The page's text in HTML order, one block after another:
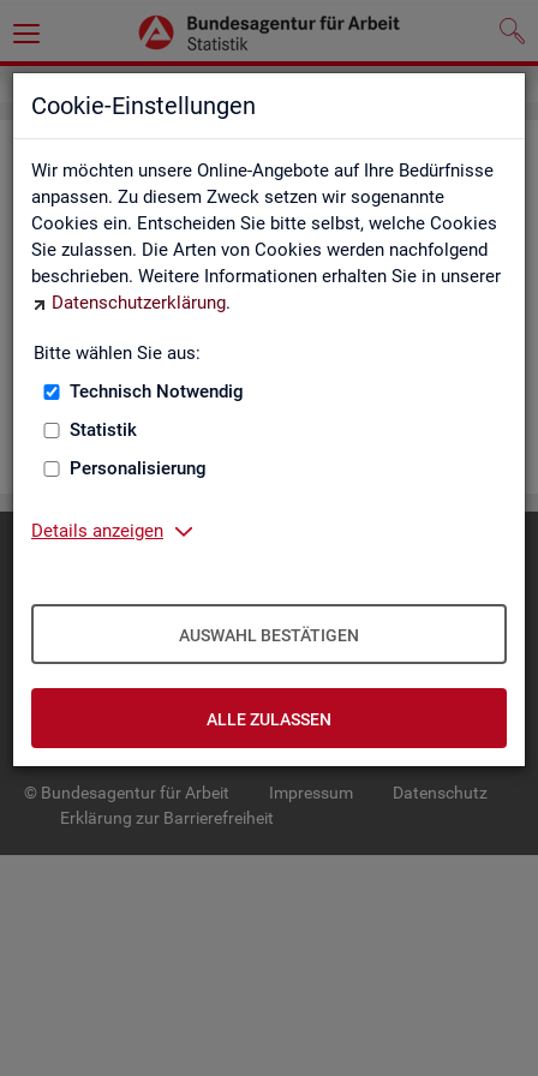
Cookie-Einstellungen
Wir möchten unsere Online-Angebote auf Ihre Bedürfnisse
anpassen. Zu diesem Zweck setzen wir sogenannte
Cookies ein. Entscheiden Sie bitte selbst, welche Cookies
Sie zulassen. Die Arten von Cookies werden nachfolgend
beschrieben. Weitere Informationen erhalten Sie in unserer
Datenschutzerklärung.
Bitte wählen Sie aus:
Technisch Notwendig
Statistik
Personalisierung
Details anzeigen
AUSWAHL BESTÄTIGEN
ALLE ZULASSEN
Ar­beits­lo­se und Ar­beits­lo­sen­quo­
ten - Deutsch­land, Län­der, Krei­se
und Ge­mein­den (Zeit­rei­he Mo­nats-
und Jah­res­zah­len)
nen über Ar­beits­lo­se nach Alter, Ge­schlecht, Staats­an­ge­hö­
rig­keit, Schwer­be­hin­de­rung und wei­te­re Merk­ma­le sowie Ar­
beits­lo­sen­quo­ten.
Diese Seite empfehlen
IN­TER­AK­TI­VE STA­TIS­TI­KEN
GRUND­LA­GEN
© Bundesagentur für Arbeit Impressum
Datenschutz
Erklärung zur Barrierefreiheit